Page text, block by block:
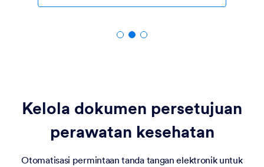
Kelola dokumen persetujuan
perawatan kesehatan
Otomatisasi permintaan tanda tangan elektronik untuk